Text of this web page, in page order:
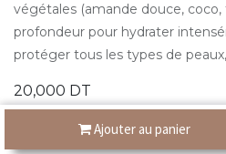
Ajouter au panier
végétales (amande douce,
profondeur pour hydrater
protéger tous les types de
20,000 DT